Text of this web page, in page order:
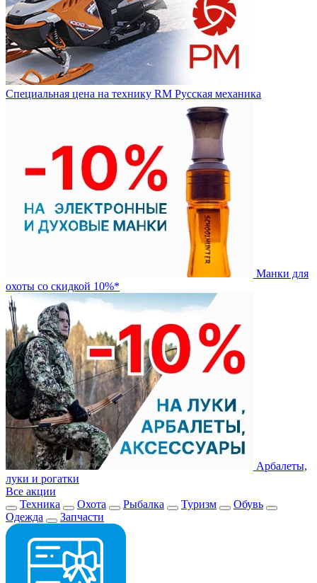
Специальная цена на технику RM Русская механика
Манки для
охоты со скидкой 10%*
Арбалеты,
луки и рогатки
Все акции
Техника
Охота Рыбалка Туризм
Обувь
Одежда
Запчасти